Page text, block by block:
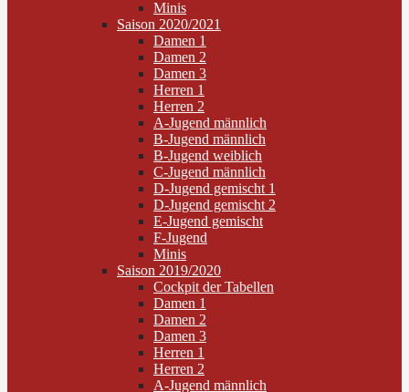
Minis
Saison 2020/2021
Damen 1
Damen 2
Damen 3
Herren 1
Herren 2
A-Jugend männlich
B-Jugend männlich
B-Jugend weiblich
C-Jugend männlich
D-Jugend gemischt 1
D-Jugend gemischt 2
E-Jugend gemischt
F-Jugend
Minis
Saison 2019/2020
Cockpit der Tabellen
Damen 1
Damen 2
Damen 3
Herren 1
Herren 2
A-Jugend männlich